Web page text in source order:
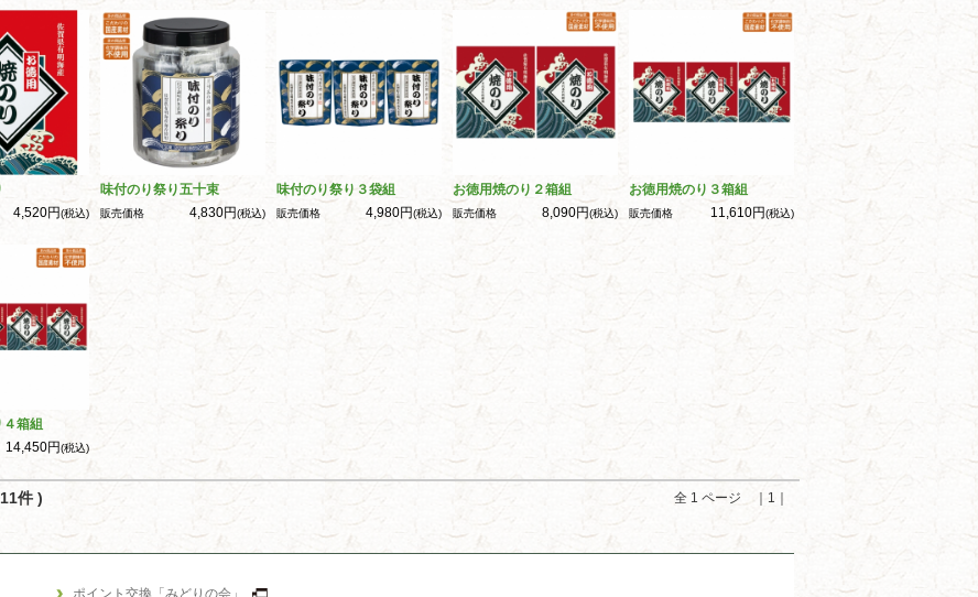
4,520円(税込)
味付のり祭り五十束
販売価格 4,830円(税込)
味付のり祭り３袋組
販売価格 4,980円(税込)
お徳用焼のり２箱組
販売価格 8,090円(税込)
お徳用焼のり３箱組
販売価格 11,610円(税込)
箱組
14,450円(税込)
件 ) 全 1 ページ ｜1｜
ポイント交換「みどりの会」